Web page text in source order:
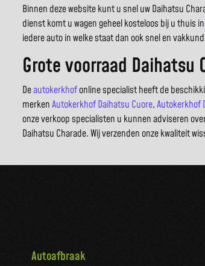
Binnen deze website kunt u snel uw Daihatsu
dienst komt u wagen geheel kosteloos bij u thuis in
iedere auto in welke staat dan ook snel en
Grote voorraad
Deautokerkhofonline specialist heeft de
merkenAutokerkhof Daihatsu Cuore,Autokerkhof
onze verkoop specialisten u kunnen adviseren
Daihatsu Charade. Wij verzenden onze kwaliteit
Autoafbraak